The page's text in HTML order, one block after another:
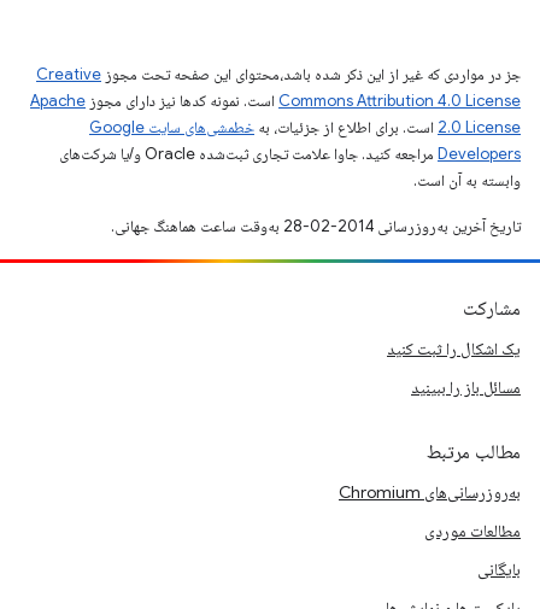
جز در مواردی که غیر از این ذکر شده باشد،‌محتوای این صفحه تحت مجوز Creative
Commons Attribution 4.0 License است. نمونه کدها نیز دارای مجوز Apache
2.0 License است. برای اطلاع از جزئیات، به
خطمشی‌های سایت Google
Developers‏
مراجعه کنید. جاوا علامت تجاری ثبت‌شده Oracle و/یا شرکت‌های
وابسته به آن است.
تاریخ آخرین به‌روزرسانی 2014-02-28 به‌وقت ساعت هماهنگ جهانی.
مشارکت
یک اشکال را ثبت کنید
مسائل باز را ببینید
مطالب مرتبط
به‌روزرسانی‌های Chromium
مطالعات موردی
بایگانی